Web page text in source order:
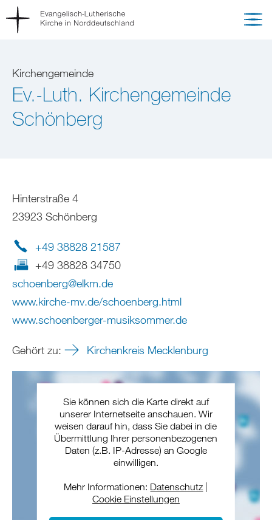
Kirchengemeinde
Ev.-Luth. Kirchengemeinde
Schönberg
Hinterstraße 4
23923 Schönberg
+49 38828 21587
+49 38828 34750
schoenberg@elkm.de
www.kirche-mv.de/schoenberg.html
www.schoenberger-musiksommer.de
Gehört zu: Kirchenkreis Mecklenburg
Sie können sich die Karte direkt auf
unserer Internetseite anschauen. Wir
weisen darauf hin, dass Sie dabei in die
Übermittlung Ihrer personenbezogenen
Daten (z.B. IP-Adresse) an Google
einwilligen.
Mehr Informationen: Datenschutz
Cookie Einstellungen